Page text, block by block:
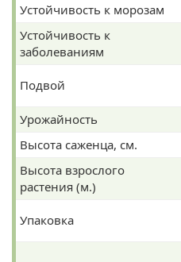
Устойчивость к морозам
Устойчивость к
заболеваниям
Подвой
Урожайность
Высота саженца, см.
Высота взрослого
растения (м.)
Упаковка